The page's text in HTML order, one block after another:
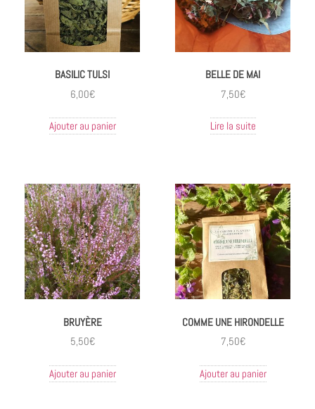
BASILIC TULSI
6,00€
Ajouter au panier
BELLE DE MAI
7,50€
Lire la suite
BRUYÈRE
5,50€
Ajouter au panier
COMME UNE HIRONDELLE
7,50€
Ajouter au panier